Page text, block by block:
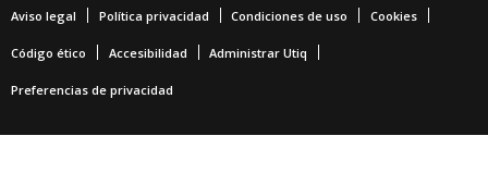
Aviso legal Política privacidad Condiciones de uso Cookies
Código ético Accesibilidad Administrar Utiq
Preferencias de privacidad